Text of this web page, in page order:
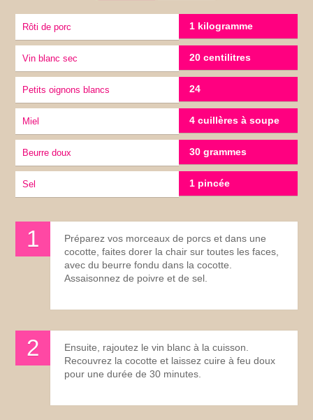
Rôti de porc 1 kilogramme
vin blanc sec 20 centilitres
petits oignons blancs 24
miel 4 cuillères à soupe
Beurre doux 30 grammes
sel 1 pincée
Préparez vos morceaux de porcs et dans une
cocotte, faites dorer la chair sur toutes les faces,
avec du beurre fondu dans la cocotte.
Assaisonnez de poivre et de sel.
Ensuite, rajoutez le vin blanc à la cuisson.
Recouvrez la cocotte et laissez cuire à feu doux
pour une durée de 30 minutes.